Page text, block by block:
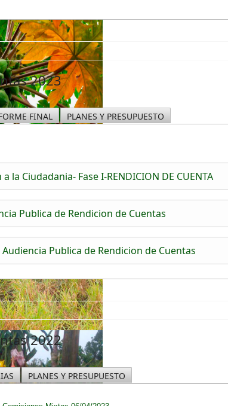
2023
FINAL PLANES Y PRESUPUESTO
la Ciudadania- Fase I-RENDICION DE CUENTA
Publica de Rendicion de Cuentas
Publica de Rendicion de Cuentas
2022
PLANES Y PRESUPUESTO